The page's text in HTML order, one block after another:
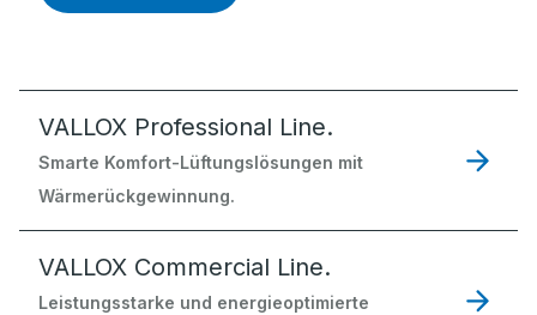
VALLOX Professional Line.
Smarte Komfort-Lüftungslösungen mit
Wärmerückgewinnung.
VALLOX Commercial Line.
Leistungsstarke und energieoptimierte